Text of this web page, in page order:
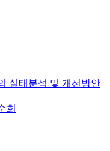
실태분석 및 개선방안
희